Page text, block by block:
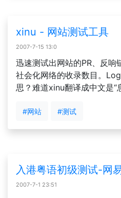
xinu - 网站测试工具
2007-7-15 13:0
迅速测试出网站的PR、反响
社会化网络的收录数目。
思？难道xinu翻译成中文是“
#网站 #测试
入港粤语初级测试-网
2007-7-1 23:51